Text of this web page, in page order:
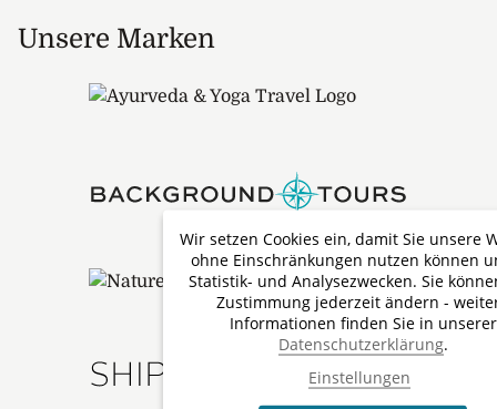
Unsere Marken
Wir setzen Cookies ein, damit Sie unsere
ohne Einschränkungen nutzen können
Statistik- und Analysezwecken. Sie
Zustimmung jederzeit ändern -
Informationen finden Sie in unserer
Datenschutzerklärung.
Einstellungen